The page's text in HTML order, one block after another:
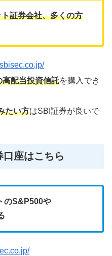
証券会社、多くの方
配当投資信託を購入でき
たい方はSBI証券が良いで
座はこちら
のS&P500や